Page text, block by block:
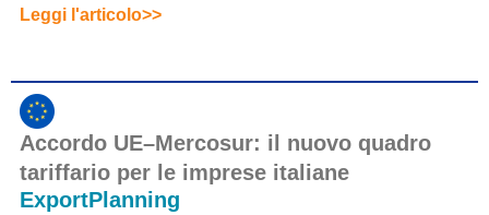
Leggi l'articolo>>
Accordo UE–Mercosur: il nuovo quadro
tariffario per le imprese italiane
ExportPlanning